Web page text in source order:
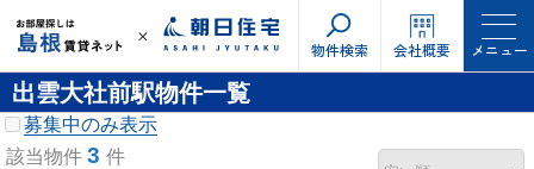
物件検索 会社概要 メニュー
出雲大社前駅物件一覧
募集中のみ表示
該当物件 3 件